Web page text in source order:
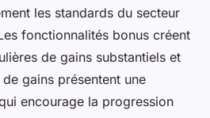
les standards du secteur
fonctionnalités bonus créent
de gains substantiels et
gains présentent une
encourage la progression